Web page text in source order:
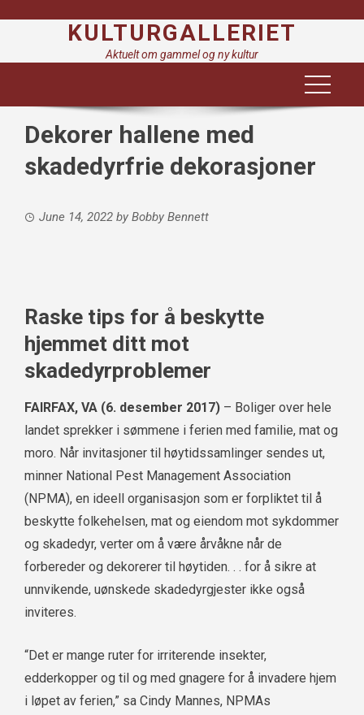
KULTURGALLERIET
Aktuelt om gammel og ny kultur
Dekorer hallene med
skadedyrfrie dekorasjoner
June 14, 2022 by Bobby Bennett
Raske tips for å beskytte
hjemmet ditt mot
skadedyrproblemer
FAIRFAX, VA (6. desember 2017) – Boliger over hele
landet sprekker i sømmene i ferien med familie, mat og
moro. Når invitasjoner til høytidssamlinger sendes ut,
minner National Pest Management Association
(NPMA), en ideell organisasjon som er forpliktet til å
beskytte folkehelsen, mat og eiendom mot sykdommer
og skadedyr, verter om å være årvåkne når de
forbereder og dekorerer til høytiden. . . for å sikre at
unnvikende, uønskede skadedyrgjester ikke også
inviteres.
“Det er mange ruter for irriterende insekter,
edderkopper og til og med gnagere for å invadere hjem
i løpet av ferien,” sa Cindy Mannes, NPMAs